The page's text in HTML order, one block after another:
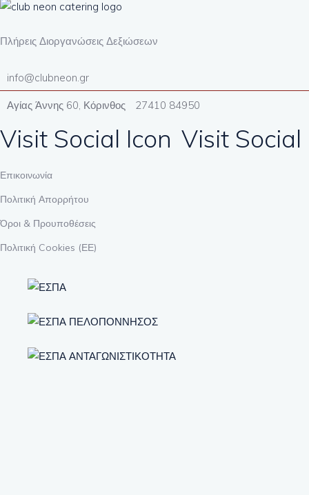
Πλήρεις Διοργανώσεις Δεξιώσεων
info@clubneon.gr
Αγίας Άννης 60, Κόρινθος 27410 84950
Visit Social Icon Visit Social
Επικοινωνία
Πολιτική Απορρήτου
Όροι & Προυποθέσεις
Πολιτική Cookies (ΕΕ)